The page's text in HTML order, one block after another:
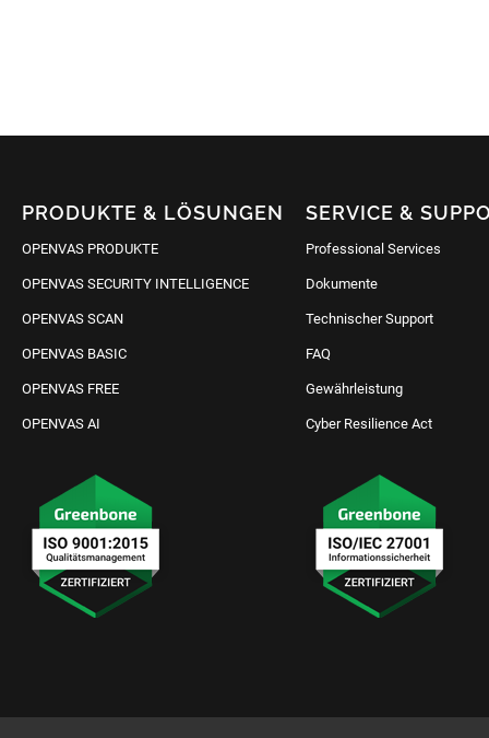
PRODUKTE & LÖSUNGEN
OPENVAS PRODUKTE
OPENVAS SECURITY INTELLIGENCE
OPENVAS SCAN
OPENVAS BASIC
OPENVAS FREE
OPENVAS AI
SERVICE &
Professional Services
Dokumente
Technischer Support
FAQ
Gewährleistung
Cyber Resilience Act
Kontakt aufnehmen